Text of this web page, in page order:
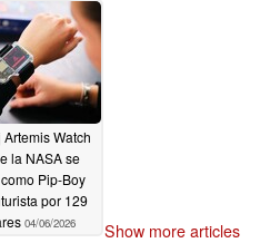
Artemis Watch
la NASA se
Pip-Boy
por 129
04/06/2026 Show more articles